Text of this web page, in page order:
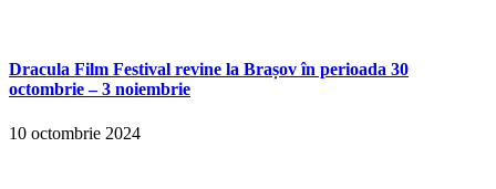
Dracula Film Festival revine la Brașov în perioada 30
octombrie – 3 noiembrie
10 octombrie 2024